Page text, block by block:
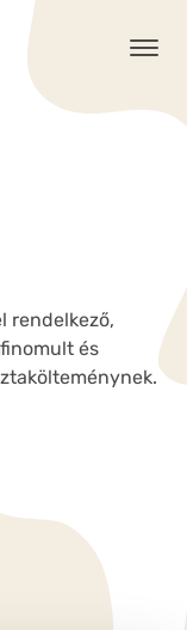
rendelkező,
és